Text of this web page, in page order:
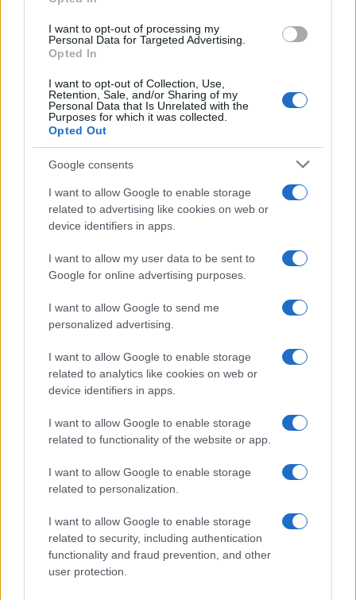
I want to opt-out of processing my
Personal Data for Targeted Advertising.
Opted In
I want to opt-out of Collection, Use,
Retention, Sale, and/or Sharing of my
Personal Data that Is Unrelated with the
Purposes for which it was collected.
Opted Out
Google consents
I want to allow Google to enable storage
related to advertising like cookies on web or
device identifiers in apps.
I want to allow my user data to be sent to
Google for online advertising purposes.
I want to allow Google to send me
personalized advertising.
I want to allow Google to enable storage
related to analytics like cookies on web or
device identifiers in apps.
I want to allow Google to enable storage
related to functionality of the website or app.
I want to allow Google to enable storage
related to personalization.
I want to allow Google to enable storage
related to security, including authentication
functionality and fraud prevention, and other
user protection.
Calangianus, allarme sul centro accoglienza
minori, Albieri: “Episodi gravissimi”
Gallura, finti clienti svuotano le suite: furto da
50mila nel resort
Meteo Olbia 7 agosto, sole e caldo tornano
protagonisti
NECROLOGIE
Mario Malu
Paolo Pinna